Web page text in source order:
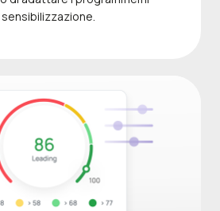
sensibilizzazione.